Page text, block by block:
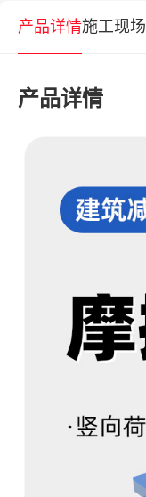
产品详情施工现场
产品详情